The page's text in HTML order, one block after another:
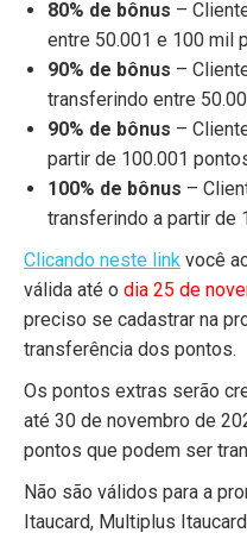
80% de bônus –
entre 50.001 e 100 mil
90% de bônus –
transferindo entre
90% de bônus –
partir de 100.001
100% de bônus –
transferindo a partir de
Clicando neste link você
válida até o dia 25 de
preciso se cadastrar na
transferência dos pontos.
Os pontos extras serão
até 30 de novembro de
pontos que podem ser
Não são válidos para a
Itaucard, Multiplus